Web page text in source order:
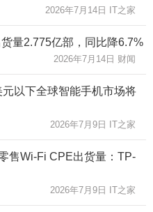
2026年7月14日 IT之家
量2.775亿部，同比降6.7%
2026年7月14日 财闻
以下全球智能手机市场将
2026年7月9日 IT之家
售Wi-Fi CPE出货量：TP-
2026年7月9日 IT之家